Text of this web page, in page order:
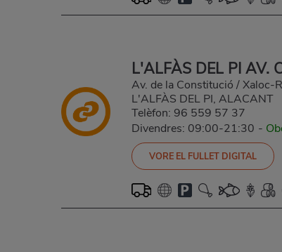
L'ALFÀS DEL PI AV.
Av. de la Constitució / Xaloc-
L'ALFÀS DEL PI, ALACANT
Telèfon: 96 559 57 37
Divendres: 09:00-21:30 -
VORE EL FULLET DIGITAL